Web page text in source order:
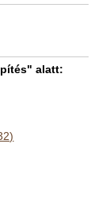
alatt: